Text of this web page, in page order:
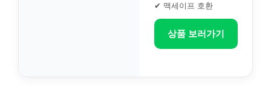
✔ 맥세이프 호환
상품 보러가기